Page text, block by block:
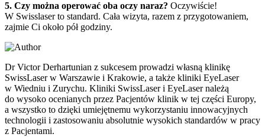
5. Czy można operować oba oczy naraz? Oczywiście!
W Swisslaser to standard. Cała wizyta, razem z przygotowaniem,
zajmie Ci około pół godziny.
Dr Victor Derhartunian z sukcesem prowadzi własną klinikę
SwissLaser w Warszawie i Krakowie, a także kliniki EyeLaser
w Wiedniu i Zurychu. Kliniki SwissLaser i EyeLaser należą
do wysoko ocenianych przez Pacjentów klinik w tej części Europy,
a wszystko to dzięki umiejętnemu wykorzystaniu innowacyjnych
technologii i zastosowaniu absolutnie wysokich standardów w pracy
z Pacjentami.